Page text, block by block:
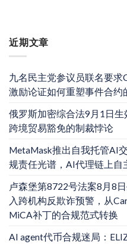
近期文章
九名民主党参议员联名要求
激励论证如何重塑事件合约
俄罗斯加密综合法9月1日
跨境贸易豁免的制裁悖论
MetaMask推出自我托管AI
规责任光谱，AI代理链上自
卢森堡第8722号法案8月8
入跨机构反欺诈预警，从
MiCA补丁的合规范式转换
AI agent代币合规迷局：